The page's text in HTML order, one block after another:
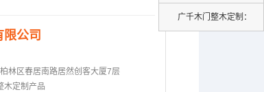
限公司
林区春居南路居然创客大厦7层
木定制产品
广千木门整木定制：